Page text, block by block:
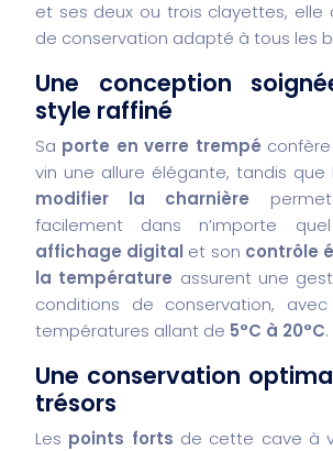
et ses deux ou trois clayettes, elle
de conservation adapté à tous les
Une conception
style raffiné
Sa porte en verre trempé
vin une allure élégante, tandis que
modifier la charnière
facilement dans n’importe
affichage digital et son contrôle
la température assurent une
conditions de conservation,
températures allant de 5°C à 20°C.
Une conservation
trésors
Les points forts de cette cave à